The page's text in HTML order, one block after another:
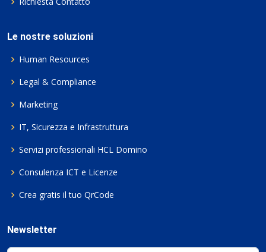
Le nostre soluzioni
Human Resources
Legal & Compliance
Marketing
IT, Sicurezza e Infrastruttura
Servizi professionali HCL Domino
Consulenza ICT e Licenze
Crea gratis il tuo QrCode
Newsletter